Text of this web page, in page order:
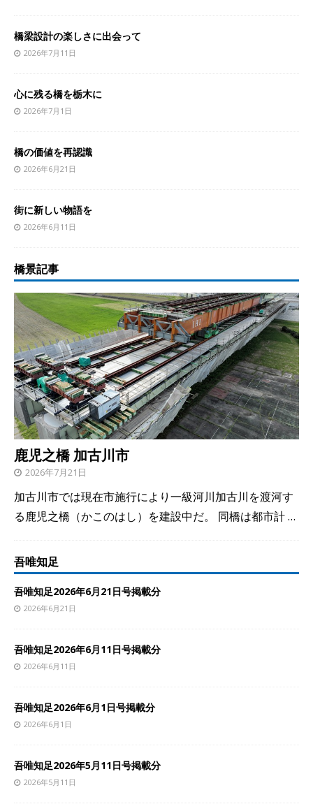
橋梁設計の楽しさに出会って
2026年7月11日
心に残る橋を栃木に
2026年7月1日
橋の価値を再認識
2026年6月21日
街に新しい物語を
2026年6月11日
橋景記事
鹿児之橋 加古川市
2026年7月21日
加古川市では現在市施行により一級河川加古川を渡河す
る鹿児之橋（かこのはし）を建設中だ。 同橋は都市計…
吾唯知足
吾唯知足2026年6月21日号掲載分
2026年6月21日
吾唯知足2026年6月11日号掲載分
2026年6月11日
吾唯知足2026年6月1日号掲載分
2026年6月1日
吾唯知足2026年5月11日号掲載分
2026年5月11日